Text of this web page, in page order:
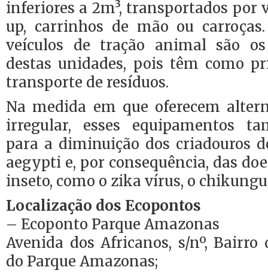
inferiores a 2m³, transportados por
up, carrinhos de mão ou
veículos de tração animal são
destas unidades, pois têm como
transporte de resíduos.
Na medida em que oferecem
irregular, esses equipamentos
para a diminuição dos criadouros
aegypti e, por consequência, das
inseto, como o zika vírus, o
Localização dos Ecopontos
– Ecoponto Parque Amazonas
Avenida dos Africanos, s/nº,
do Parque Amazonas;